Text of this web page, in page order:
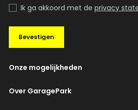
Ik ga akkoord met deprivacy
Bevestigen
Onze mogelijkheden
Over GaragePark